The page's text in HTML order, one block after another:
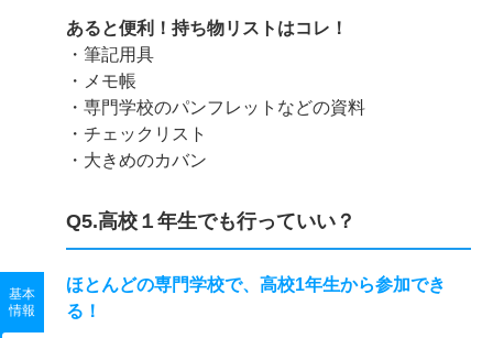
基本
情報
あると便利！持ち物リストはコレ！
・筆記用具
・メモ帳
・専門学校のパンフレットなどの資料
・チェックリスト
・大きめのカバン
Q5.高校１年生でも行っていい？
ほとんどの専門学校で、高校1年生から参加でき
る！